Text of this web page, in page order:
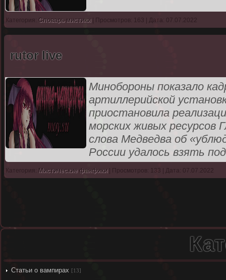
Категория: Словарь мистики| Просмотров: 163 | Дата: 07.07.2022
rutor live
Минобороны показало
артиллерийской
приостановила
морских живых ресурсов
слова Медведва об
России удалось взять
Категория: Мистические фанфики| Просмотров: 133 | Дата: 07.07.2022
Статьи о вампирах [13]